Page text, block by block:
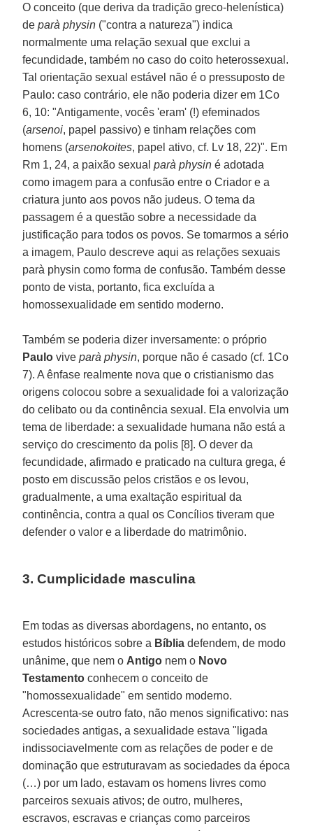
O conceito (que deriva da tradição greco-helenística)
deparà physin ("contra a natureza") indica
normalmente uma relação sexual que exclui a
fecundidade, também no caso do coito heterossexual.
Tal orientação sexual estável não é o pressuposto de
Paulo: caso contrário, ele não poderia dizer em 1Co
6, 10: "Antigamente, vocês 'eram' (!) efeminados
(arsenoi, papel passivo) e tinham relações com
homens (arsenokoites, papel ativo, cf. Lv 18, 22)". Em
Rm 1, 24, a paixão sexualparà physin é adotada
como imagem para a confusão entre o Criador e a
criatura junto aos povos não judeus. O tema da
passagem é a questão sobre a necessidade da
justificação para todos os povos. Se tomarmos a sério
a imagem, Paulo descreve aqui as relações sexuais
parà physin como forma de confusão. Também desse
ponto de vista, portanto, fica excluída a
homossexualidade em sentido moderno.
Também se poderia dizer inversamente: o próprio
Paulo viveparà physin, porque não é casado (cf. 1Co
7). A ênfase realmente nova que o cristianismo das
origens colocou sobre a sexualidade foi a valorização
do celibato ou da continência sexual. Ela envolvia um
tema de liberdade: a sexualidade humana não está a
serviço do crescimento da polis [8]. O dever da
fecundidade, afirmado e praticado na cultura grega, é
posto em discussão pelos cristãos e os levou,
gradualmente, a uma exaltação espiritual da
continência, contra a qual os Concílios tiveram que
defender o valor e a liberdade do matrimônio.
3. Cumplicidade masculina
Em todas as diversas abordagens, no entanto, os
estudos históricos sobre a Bíblia defendem, de modo
unânime, que nem o Antigo nem o Novo
Testamento conhecem o conceito de
"homossexualidade" em sentido moderno.
Acrescenta-se outro fato, não menos significativo: nas
sociedades antigas, a sexualidade estava "ligada
indissociavelmente com as relações de poder e de
dominação que estruturavam as sociedades da época
(…) por um lado, estavam os homens livres como
parceiros sexuais ativos; de outro, mulheres,
escravos, escravas e crianças como parceiros